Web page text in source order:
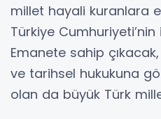
millet hayali kuranlara
Türkiye Cumhuriyeti’nin
Emanete sahip
ve tarihsel hukukuna
olan da büyük Türk